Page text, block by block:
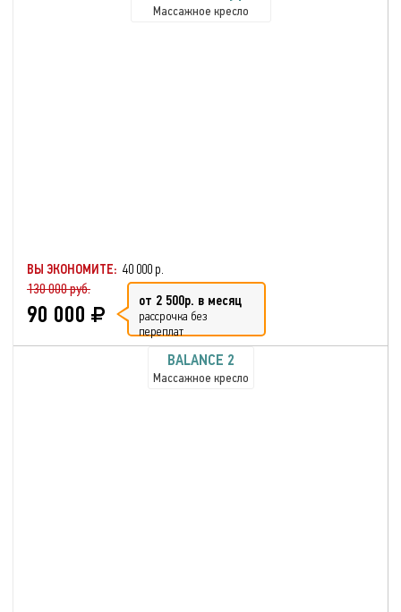
Массажное кресло
ВЫ ЭКОНОМИТЕ: 40 000 р.
130 000 руб.
90 000 от 2 500р. в месяц
рассрочка без
переплат
BALANCE 2
Массажное кресло